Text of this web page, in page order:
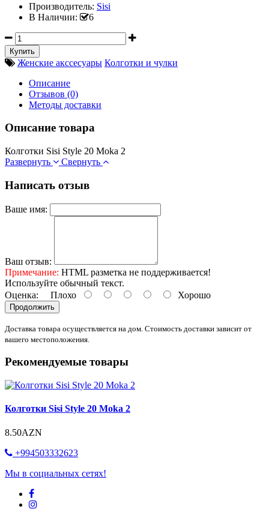
Производитель: Sisi
В Наличии:
6
Женские акссесуары Колготки и чулки
Описание
Отзывов (0)
Методы доставки
Описание товара
Колготки Sisi Style 20 Moka 2
Развернуть
Свернуть
Написать отзыв
Ваше имя:
Ваш отзыв:
Примечание: HTML разметка не поддерживается!
Используйте обычный текст.
Оценка: Плохо Хорошо
Продолжить
Доставка товара осуществляется на дом. Стоимость доставки зависит от
вашего местоположения.
Рекомендуемые товары
Колготки Sisi Style 20 Moka 2
8.50AZN
+994503332623
Мы в социальных сетях!